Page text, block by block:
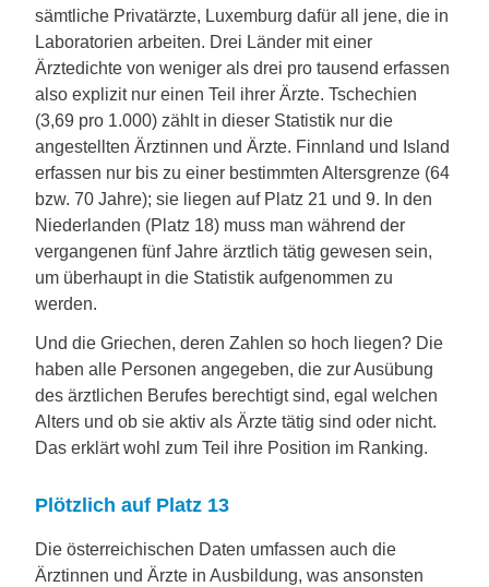
sämtliche Privatärzte, Luxemburg dafür all jene, die in
Laboratorien arbeiten. Drei Länder mit einer
Ärztedichte von weniger als drei pro tausend erfassen
also explizit nur einen Teil ihrer Ärzte. Tschechien
(3,69 pro 1.000) zählt in dieser Statistik nur die
angestellten Ärztinnen und Ärzte. Finnland und Island
erfassen nur bis zu einer bestimmten Altersgrenze (64
bzw. 70 Jahre); sie liegen auf Platz 21 und 9. In den
Niederlanden (Platz 18) muss man während der
vergangenen fünf Jahre ärztlich tätig gewesen sein,
um überhaupt in die Statistik aufgenommen zu
werden.
Und die Griechen, deren Zahlen so hoch liegen? Die
haben alle Personen angegeben, die zur Ausübung
des ärztlichen Berufes berechtigt sind, egal welchen
Alters und ob sie aktiv als Ärzte tätig sind oder nicht.
Das erklärt wohl zum Teil ihre Position im Ranking.
Plötzlich auf Platz 13
Die österreichischen Daten umfassen auch die
Ärztinnen und Ärzte in Ausbildung, was ansonsten